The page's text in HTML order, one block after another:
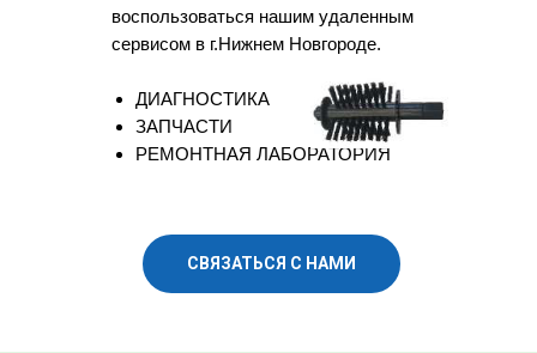
воспользоваться нашим удаленным
сервисом в г.Нижнем Новгороде.
ДИАГНОСТИКА
ЗАПЧАСТИ
РЕМОНТНАЯ ЛАБОРАТОРИЯ
СВЯЗАТЬСЯ С НАМИ